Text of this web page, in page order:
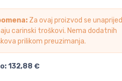
Za ovaj proizvod se unaprijed
carinski troškovi. Nema dodatnih
prilikom preuzimanja.
132,88 €